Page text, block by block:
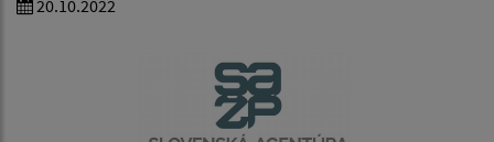
20.10.2022